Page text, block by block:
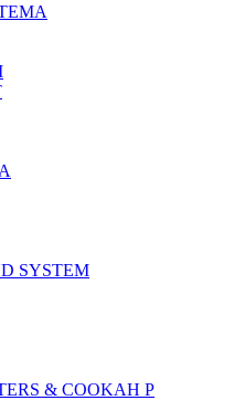
SYSTEM
& COOKAH P